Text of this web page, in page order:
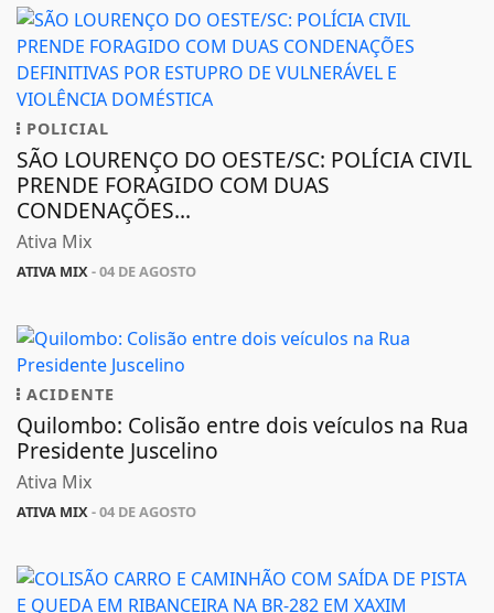
POLICIAL
SÃO LOURENÇO DO OESTE/SC: POLÍCIA CIVIL
PRENDE FORAGIDO COM DUAS
CONDENAÇÕES...
Ativa Mix
ATIVA MIX- 04 DE AGOSTO
ACIDENTE
Quilombo: Colisão entre dois veículos na Rua
Presidente Juscelino
Ativa Mix
ATIVA MIX- 04 DE AGOSTO